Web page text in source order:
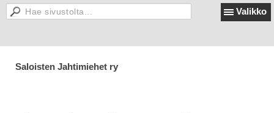
Valikko
Saloisten Jahtimiehet ry